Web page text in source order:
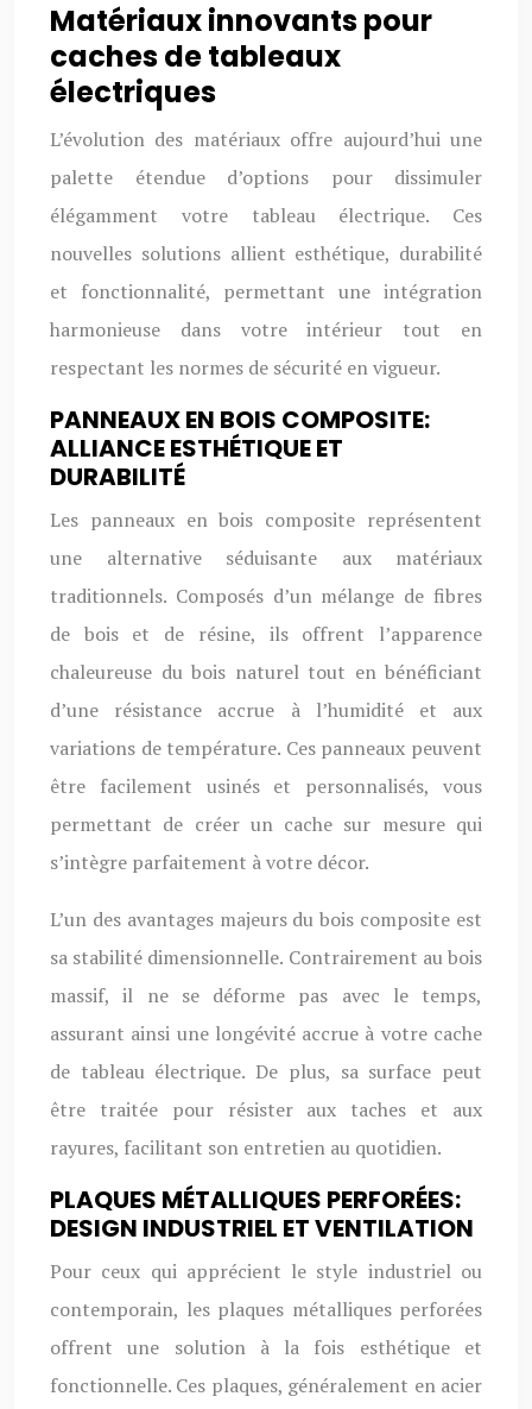
Matériaux innovants pour
caches de tableaux
électriques
L’évolution des matériaux offre aujourd’hui une
palette étendue d’options pour dissimuler
élégamment votre tableau électrique. Ces
nouvelles solutions allient esthétique, durabilité
et fonctionnalité, permettant une intégration
harmonieuse dans votre intérieur tout en
respectant les normes de sécurité en vigueur.
PANNEAUX EN BOIS COMPOSITE:
ALLIANCE ESTHÉTIQUE ET
DURABILITÉ
Les panneaux en bois composite représentent
une alternative séduisante aux matériaux
traditionnels. Composés d’un mélange de fibres
de bois et de résine, ils offrent l’apparence
chaleureuse du bois naturel tout en bénéficiant
d’une résistance accrue à l’humidité et aux
variations de température. Ces panneaux peuvent
être facilement usinés et personnalisés, vous
permettant de créer un cache sur mesure qui
s’intègre parfaitement à votre décor.
L’un des avantages majeurs du bois composite est
sa stabilité dimensionnelle. Contrairement au bois
massif, il ne se déforme pas avec le temps,
assurant ainsi une longévité accrue à votre cache
de tableau électrique. De plus, sa surface peut
être traitée pour résister aux taches et aux
rayures, facilitant son entretien au quotidien.
PLAQUES MÉTALLIQUES PERFORÉES:
DESIGN INDUSTRIEL ET VENTILATION
Pour ceux qui apprécient le style industriel ou
contemporain, les plaques métalliques perforées
offrent une solution à la fois esthétique et
fonctionnelle. Ces plaques, généralement en acier